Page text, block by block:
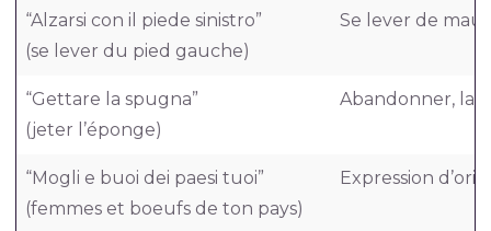
“Alzarsi con il piede sinistro”
(se lever du pied gauche)
Se lever de
“Gettare la spugna”
(jeter l’éponge)
Abandonner,
“Mogli e buoi dei paesi tuoi”
(femmes et boeufs de ton pays)
Expression